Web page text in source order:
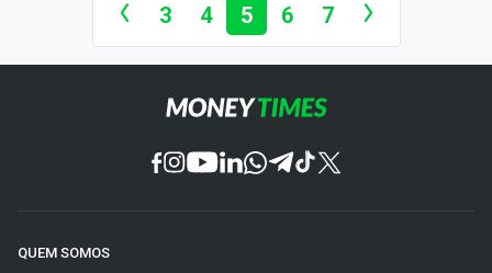
3 4 5 6 7
QUEM SOMOS